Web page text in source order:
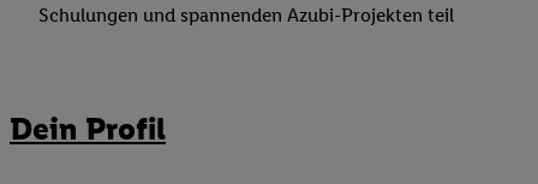
Schulungen und spannenden Azubi-Projekten teil
Dein Profil